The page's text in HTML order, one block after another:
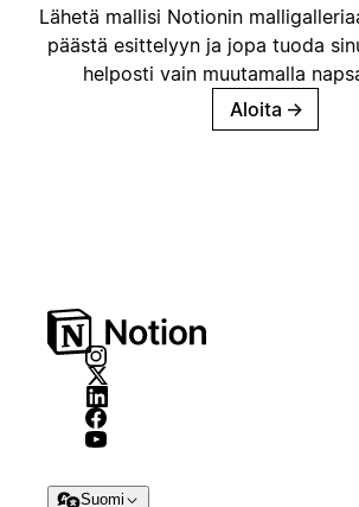
Lähetä mallisi Notionin
päästä esittelyyn ja jopa tuoda
helposti vain muutamalla
Aloita →
Suomi